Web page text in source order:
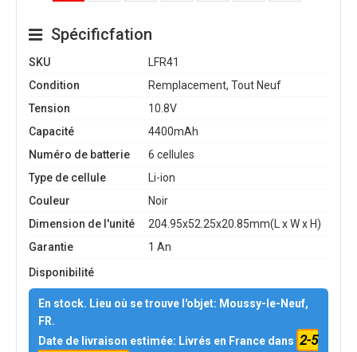
Spécificfation
SKU
LFR41
Condition
Remplacement, Tout Neuf
Tension
10.8V
Capacité
4400mAh
Numéro de batterie
6 cellules
Type de cellule
Li-ion
Couleur
Noir
Dimension de l'unité
204.95x52.25x20.85mm(L x W x H)
Garantie
1 An
Disponibilité
En stock. Lieu où se trouve l'objet: Moussy-le-Neuf,
FR.
Date de livraison estimée: Livrés en France dans 2-5